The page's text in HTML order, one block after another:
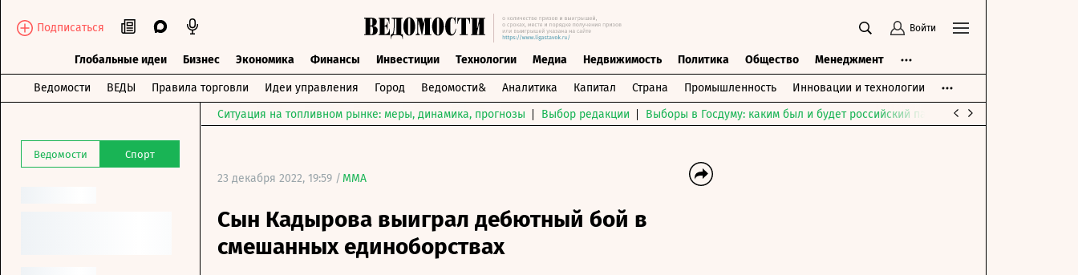
Подписаться Войти
Глобальные идеи Бизнес Экономика Финансы Инвестиции Технологии Медиа Недвижимость Политика Общество Менеджмент
Ведомости ВЕДЫ Правила торговли Идеи управления Город Ведомости& Аналитика Капитал Страна Промышленность Инновации и технологии
Ведомости Спорт
Ситуация на топливном рынке: меры, динамика, прогнозы Выбор редакции Выборы в Госдуму: каким был и будет российский парламент
23 декабря 2022, 19:59 / MMA
Сын Кадырова выиграл дебютный бой в
смешанных единоборствах